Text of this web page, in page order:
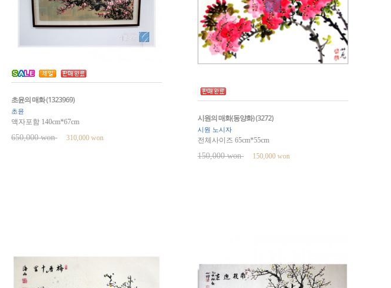
초윤의 매화 (1323969)
초윤
액자포함 140cm*67cm
650,000 won 310,000 won
시원의 매화(동양화) (3272)
시원 노시자
전체사이즈 65cm*55cm
150,000 won 150,000 won